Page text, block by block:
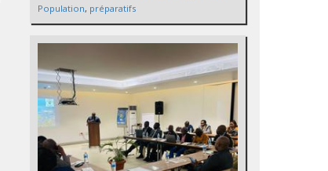
Population, préparatifs